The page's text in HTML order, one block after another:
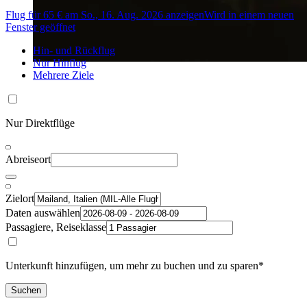
Flug für 65 € am So., 16. Aug. 2026 anzeigenWird in einem neuen
Fenster geöffnet
Hin- und Rückflug
Nur Hinflug
Mehrere Ziele
Nur Direktflüge
Abreiseort
Zielort
Daten auswählen
Passagiere, Reiseklasse
Unterkunft hinzufügen, um mehr zu buchen und zu sparen*
Suchen